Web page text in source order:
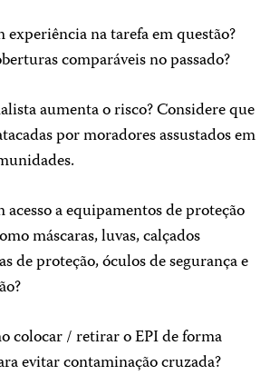
na tarefa em questão?
comparáveis ​​no passado?
aumenta o risco? Considere que
por moradores assustados em
a equipamentos de proteção
máscaras, luvas, calçados
de proteção, óculos de segurança e
colocar / retirar o EPI de forma
evitar contaminação cruzada?